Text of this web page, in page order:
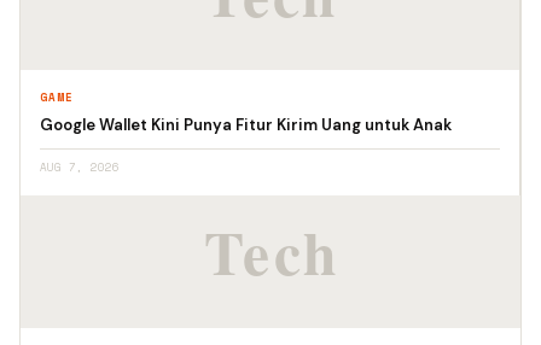
GAME
Google Wallet Kini Punya Fitur Kirim Uang untuk Anak
AUG 7, 2026